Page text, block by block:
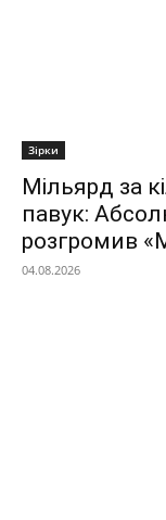
Зірки
Мільярд за
павук:
розгромив
04.08.2026